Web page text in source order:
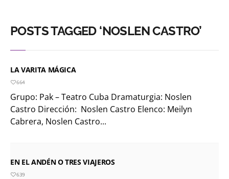
POSTS TAGGED ‘NOSLEN CASTRO’
LA VARITA MÁGICA
664
Grupo: Pak – Teatro Cuba Dramaturgia: Noslen
Castro Dirección: Noslen Castro Elenco: Meilyn
Cabrera, Noslen Castro...
EN EL ANDÉN O TRES VIAJEROS
639